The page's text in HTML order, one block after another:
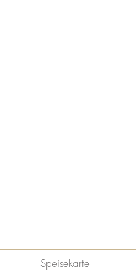
Speisekarte